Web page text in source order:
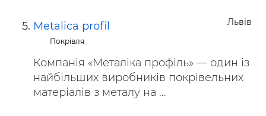
Львів
Metalica profil
Покрівля
Компанія «Металіка профіль» — один із
найбільших виробників покрівельних
матеріалів з металу на ...